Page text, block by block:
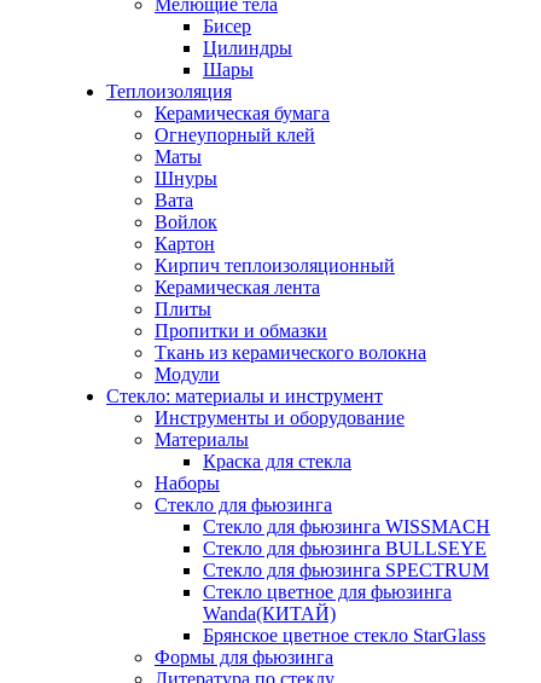
Мелющие тела
Бисер
Цилиндры
Шары
Теплоизоляция
Керамическая бумага
Огнеупорный клей
Маты
Шнуры
Вата
Войлок
Картон
Кирпич теплоизоляционный
Керамическая лента
Плиты
Пропитки и обмазки
Ткань из керамического волокна
Модули
Стекло: материалы и инструмент
Инструменты и оборудование
Материалы
Краска для стекла
Наборы
Стекло для фьюзинга
Стекло для фьюзинга WISSMACH
Стекло для фьюзинга BULLSEYE
Стекло для фьюзинга SPECTRUM
Стекло цветное для фьюзинга
Wanda(КИТАЙ)
Брянское цветное стекло StarGlass
Формы для фьюзинга
Литература по стеклу